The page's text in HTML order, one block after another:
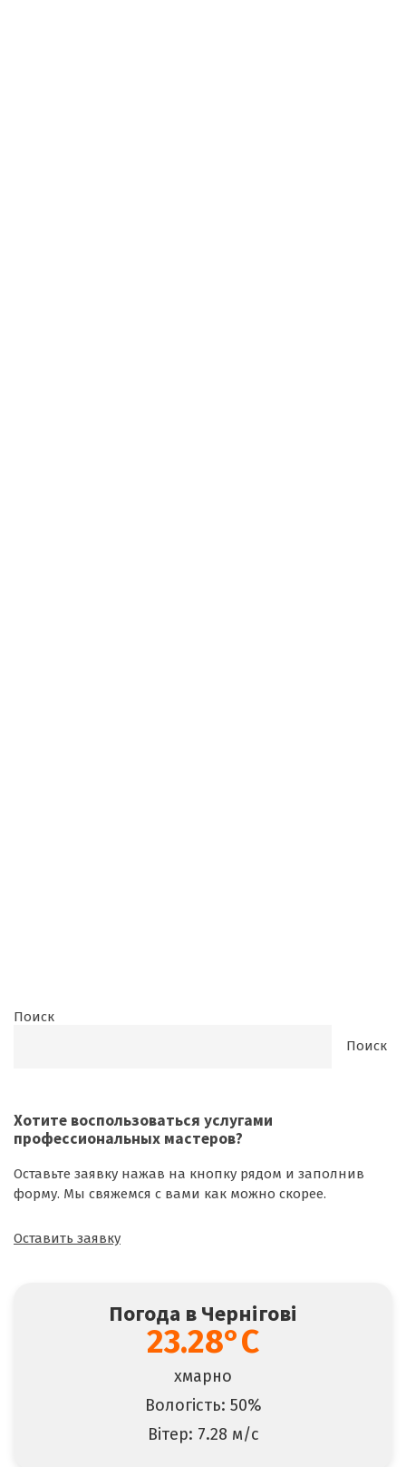
Поиск
Поиск
Хотите воспользоваться услугами
профессиональных мастеров?
Оставьте заявку нажав на кнопку рядом и заполнив
форму. Мы свяжемся с вами как можно скорее.
Оставить заявку
Погода в Чернігові
23.28°C
хмарно
Вологість: 50%
Вітер: 7.28 м/с